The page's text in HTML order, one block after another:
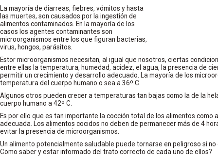
La mayoría de diarreas, fiebres, vómitos y hasta
las muertes, son causados por la ingestión de
alimentos contaminados. En la mayoría de los
casos los agentes contaminantes son
microorganismos entre los que figuran bacterias,
virus, hongos, parásitos.
Estor microorganismos necesitan, al igual que nosotros, ciertas
entre ellas la temperatura, humedad, acidez, el agua, la presencia de
permitir un crecimiento y desarrollo adecuado. La mayoría de los
temperatura del cuerpo humano o sea a 36º C.
Algunos otros pueden crecer a temperaturas tan bajas como la de la
cuerpo humano a 42º C.
Es por ello que es tan importante la cocción total de los alimentos como
adecuada. Los alimentos cocidos no deben de permanecer más de 4
evitar la presencia de microorganismos.
Un alimento potencialmente saludable puede tornarse en peligroso si no
Como saber y estar informado del trato correcto de cada uno de ellos?